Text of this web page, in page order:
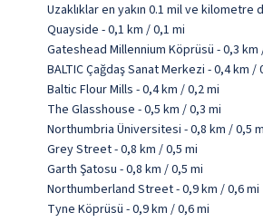
Uzaklıklar en yakın 0.1 mil ve
Quayside - 0,1 km / 0,1 mi
Gateshead Millennium Köprüsü - 0,3 km
BALTIC Çağdaş Sanat Merkezi - 0,4 km /
Baltic Flour Mills - 0,4 km / 0,2 mi
The Glasshouse - 0,5 km / 0,3 mi
Northumbria Üniversitesi - 0,8 km / 0,5
Grey Street - 0,8 km / 0,5 mi
Garth Şatosu - 0,8 km / 0,5 mi
Northumberland Street - 0,9 km / 0,6 mi
Tyne Köprüsü - 0,9 km / 0,6 mi